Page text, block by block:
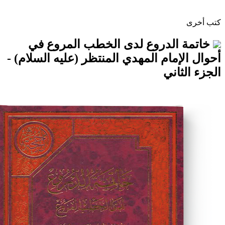
لدى الخطب المروع في
المهدي المنتظر (عليه السلام) -